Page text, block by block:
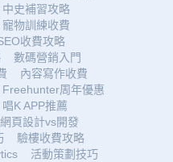
中史補習攻略
寵物訓練收費
收費攻略
數碼營銷入門
內容寫作收費
Freehunter周年優惠
唱K APP推薦
網頁設計vs開發
驗樓收費攻略
活動策劃技巧